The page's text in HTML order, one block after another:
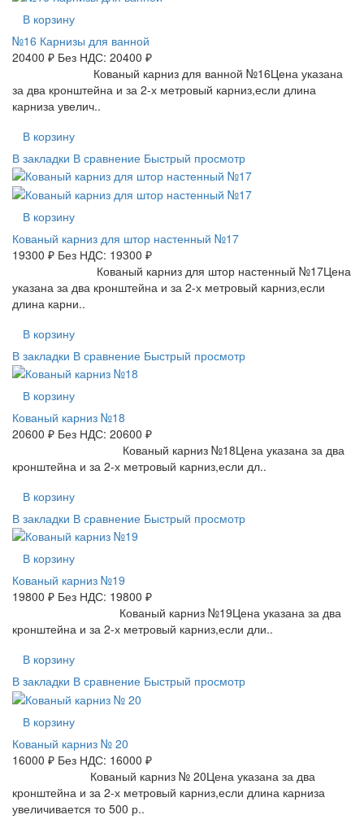
В корзину
№16 Карнизы для ванной
20400 ₽ Без НДС: 20400 ₽
Кованый карниз для ванной №16Цена указана
за два кронштейна и за 2-х метровый карниз,если длина
карниза увелич..
В корзину
В закладки В сравнение Быстрый просмотр
В корзину
Кованый карниз для штор настенный №17
19300 ₽ Без НДС: 19300 ₽
Кованый карниз для штор настенный №17Цена
указана за два кронштейна и за 2-х метровый карниз,если
длина карни..
В корзину
В закладки В сравнение Быстрый просмотр
В корзину
Кованый карниз №18
20600 ₽ Без НДС: 20600 ₽
Кованый карниз №18Цена указана за два
кронштейна и за 2-х метровый карниз,если дл..
В корзину
В закладки В сравнение Быстрый просмотр
В корзину
Кованый карниз №19
19800 ₽ Без НДС: 19800 ₽
Кованый карниз №19Цена указана за два
кронштейна и за 2-х метровый карниз,если дли..
В корзину
В закладки В сравнение Быстрый просмотр
В корзину
Кованый карниз № 20
16000 ₽ Без НДС: 16000 ₽
Кованый карниз № 20Цена указана за два
кронштейна и за 2-х метровый карниз,если длина карниза
увеличивается то 500 р..